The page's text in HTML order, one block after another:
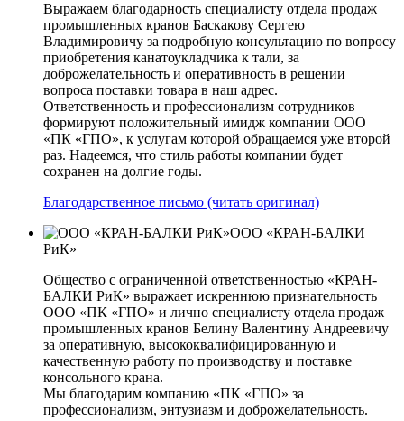
Выражаем благодарность специалисту отдела продаж
промышленных кранов Баскакову Сергею
Владимировичу за подробную консультацию по вопросу
приобретения канатоукладчика к тали, за
доброжелательность и оперативность в решении
вопроса поставки товара в наш адрес.
Ответственность и профессионализм сотрудников
формируют положительный имидж компании ООО
«ПК «ГПО», к услугам которой обращаемся уже второй
раз. Надеемся, что стиль работы компании будет
сохранен на долгие годы.
Благодарственное письмо (читать оригинал)
ООО «КРАН-БАЛКИ
РиК»
Общество с ограниченной ответственностью «КРАН-
БАЛКИ РиК» выражает искреннюю признательность
ООО «ПК «ГПО» и лично специалисту отдела продаж
промышленных кранов Белину Валентину Андреевичу
за оперативную, высококвалифицированную и
качественную работу по производству и поставке
консольного крана.
Мы благодарим компанию «ПК «ГПО» за
профессионализм, энтузиазм и доброжелательность.